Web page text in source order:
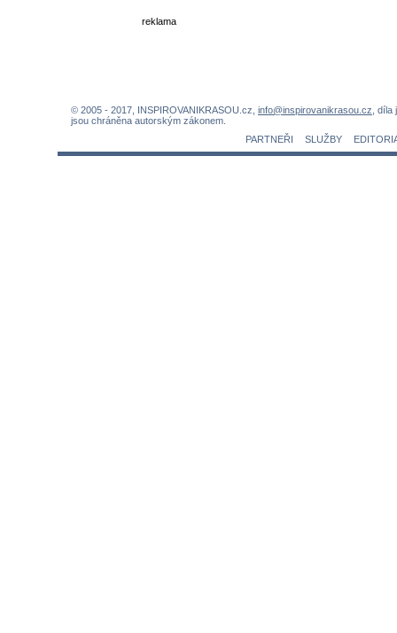
reklama
© 2005 - 2017, INSPIROVANIKRASOU.cz, info@inspirovanikrasou.cz, díla
jsou chráněna autorským zákonem.
PARTNEŘI
SLUŽBY